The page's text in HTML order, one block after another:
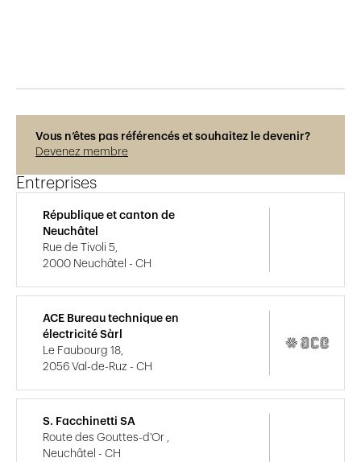
Vous n’êtes pas référencés et souhaitez le devenir?
Devenez membre
Entreprises
République et canton de
Neuchâtel
Rue de Tivoli 5,
2000 Neuchâtel - CH
ACE Bureau technique en
électricité Sàrl
Le Faubourg 18,
2056 Val-de-Ruz - CH
S. Facchinetti SA
Route des Gouttes-d'Or ,
Neuchâtel - CH